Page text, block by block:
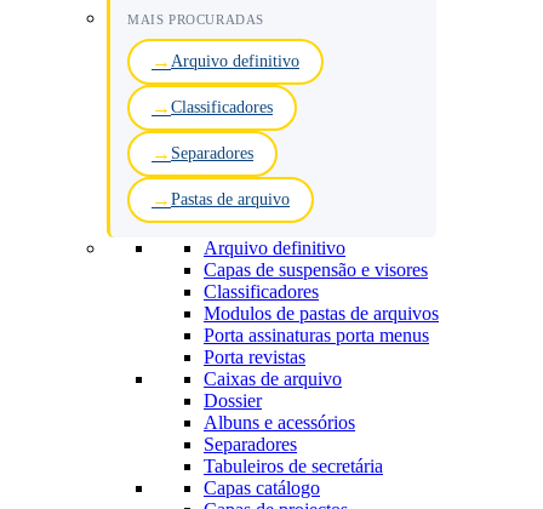
MAIS PROCURADAS
Arquivo definitivo
Classificadores
Separadores
Pastas de arquivo
Arquivo definitivo
Capas de suspensão e visores
Classificadores
Modulos de pastas de arquivos
Porta assinaturas porta menus
Porta revistas
Caixas de arquivo
Dossier
Albuns e acessórios
Separadores
Tabuleiros de secretária
Capas catálogo